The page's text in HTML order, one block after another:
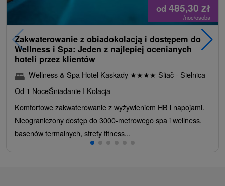
od 485,30 zł
/noc/osoba
Zakwaterowanie z obiadokolacją i dostępem do
Wellness i Spa: Jeden z najlepiej ocenianych
hoteli przez klientów
Wellness & Spa Hotel Kaskady ★★★★ Sliač - Sielnica
Od 1 NoceŚniadanie I Kolacja
Komfortowe zakwaterowanie z wyżywieniem HB i napojami.
Nieograniczony dostęp do 3000-metrowego spa i wellness,
basenów termalnych, strefy fitness...